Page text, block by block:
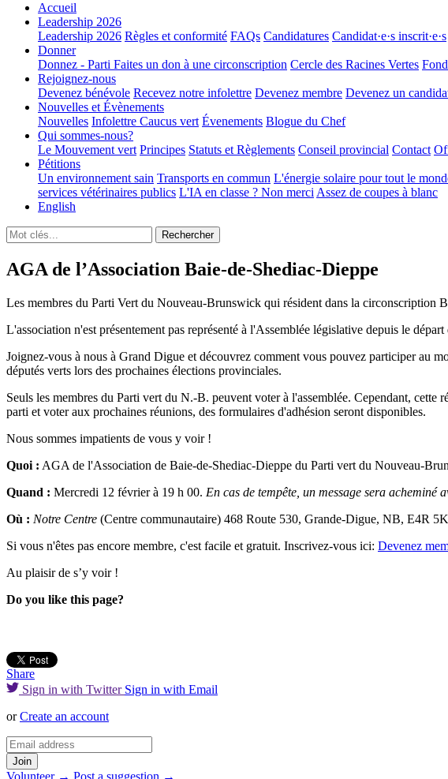
Accueil
Leadership 2026
Leadership 2026 Règles et conformité FAQs Candidatures Candidat·e·s inscrit·e·s
Donner
Donnez - Parti Faites un don à une circonscription Cercle des Racines Vertes
Rejoignez-nous
Devenez bénévole Recevez notre infolettre Devenez membre Devenez un
Nouvelles et Évènements
Nouvelles Infolettre Caucus vert Évenements Blogue du Chef
Qui sommes-nous?
Le Mouvement vert Principes Statuts et Règlements Conseil provincial Contact
Pétitions
Un environnement sain Transports en commun L'énergie solaire pour tout le
services vétérinaires publics L'IA en classe ? Non merci Assez de coupes à blanc
English
AGA de l’Association Baie-de-Shediac-Dieppe
Les membres du Parti Vert du Nouveau-Brunswick qui résident dans la circonscription
L'association n'est présentement pas représenté à l'Assemblée législative depuis le
Joignez-vous à nous à Grand Digue et découvrez comment vous pouvez participer au
députés verts lors des prochaines élections provinciales.
Seuls les membres du Parti vert du N.-B. peuvent voter à l'assemblée. Cependant,
parti et voter aux prochaines réunions, des formulaires d'adhésion seront disponibles.
Nous sommes impatients de vous y voir !
Quoi : AGA de l'Association de Baie-de-Shediac-Dieppe du Parti vert du Nouveau-
Quand : Mercredi 12 février à 19 h 00. En cas de tempête, un message sera acheminé
Où : Notre Centre (Centre communautaire) 468 Route 530, Grande-Digue, NB, E4R
Si vous n'êtes pas encore membre, c'est facile et gratuit. Inscrivez-vous ici: Devenez
Au plaisir de s’y voir !
Do you like this page?
Share
Sign in with Twitter Sign in with Email
orCreate an account
Volunteer → Post a suggestion →